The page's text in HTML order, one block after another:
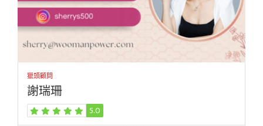
獵頭顧問
謝瑞珊
5.0